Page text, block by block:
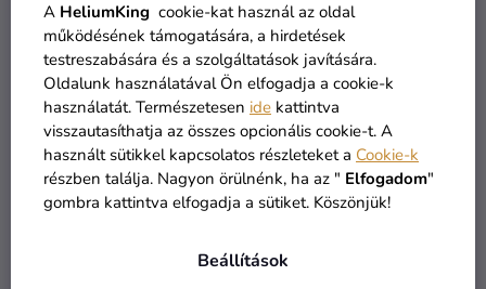
A HeliumKing cookie-kat használ az oldal
működésének támogatására, a hirdetések
testreszabására és a szolgáltatások javítására.
Oldalunk használatával Ön elfogadja a cookie-k
használatát. Természetesen ide kattintva
visszautasíthatja az összes opcionális cookie-t. A
használt sütikkel kapcsolatos részleteket a Cookie-k
részben találja. Nagyon örülnénk, ha az " Elfogadom"
gombra kattintva elfogadja a sütiket. Köszönjük!
Beállítások
rózsaszín 30